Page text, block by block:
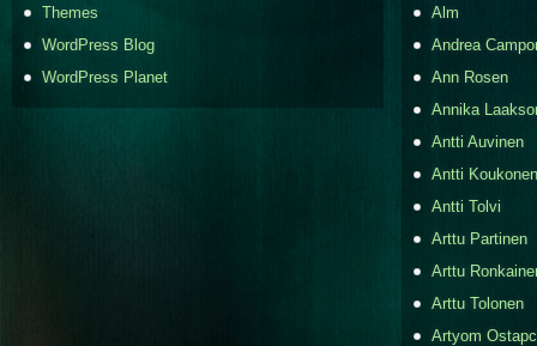
Themes
WordPress Blog
WordPress Planet
Alm
Andrea
Ann Rosen
Annika
Antti Auvinen
Antti Koukonen
Antti Tolvi
Arttu Partinen
Arttu
Arttu Tolonen
Artyom